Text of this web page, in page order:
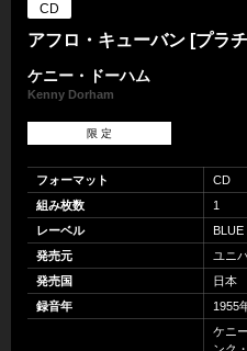
CD
アフロ・キューバン [プラ
ケニー・ドーハム
Kenny Dorham
限 定
フォーマット
CD
組み枚数
1
レーベル
BLUE
発売元
ユニ
発売国
日本
録音年
1955
ケニ